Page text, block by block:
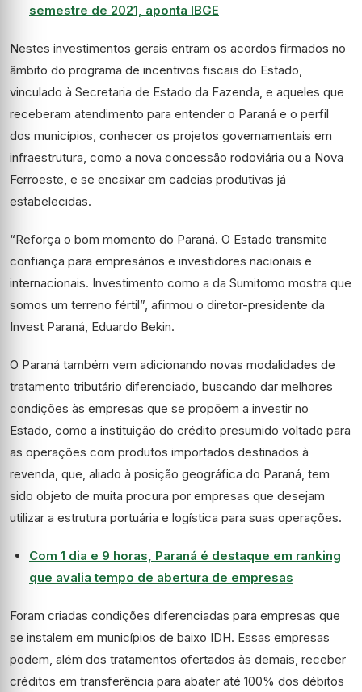
semestre de 2021, aponta IBGE
Nestes investimentos gerais entram os acordos firmados no
âmbito do programa de incentivos fiscais do Estado,
vinculado à Secretaria de Estado da Fazenda, e aqueles que
receberam atendimento para entender o Paraná e o perfil
dos municípios, conhecer os projetos governamentais em
infraestrutura, como a nova concessão rodoviária ou a Nova
Ferroeste, e se encaixar em cadeias produtivas já
estabelecidas.
“Reforça o bom momento do Paraná. O Estado transmite
confiança para empresários e investidores nacionais e
internacionais. Investimento como a da Sumitomo mostra que
somos um terreno fértil”, afirmou o diretor-presidente da
Invest Paraná, Eduardo Bekin.
O Paraná também vem adicionando novas modalidades de
tratamento tributário diferenciado, buscando dar melhores
condições às empresas que se propõem a investir no
Estado, como a instituição do crédito presumido voltado para
as operações com produtos importados destinados à
revenda, que, aliado à posição geográfica do Paraná, tem
sido objeto de muita procura por empresas que desejam
utilizar a estrutura portuária e logística para suas operações.
Com 1 dia e 9 horas, Paraná é destaque em ranking
que avalia tempo de abertura de empresas
Foram criadas condições diferenciadas para empresas que
se instalem em municípios de baixo IDH. Essas empresas
podem, além dos tratamentos ofertados às demais, receber
créditos em transferência para abater até 100% dos débitos